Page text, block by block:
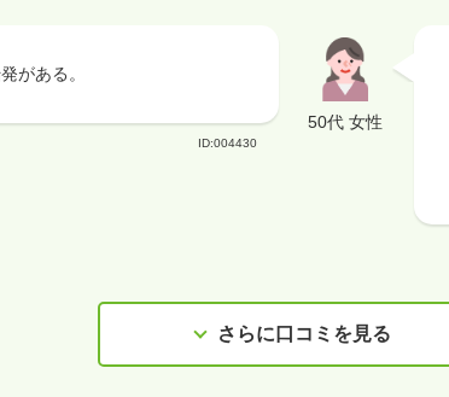
がある。
ID:004430
50代 女性
さらに口コミを見る